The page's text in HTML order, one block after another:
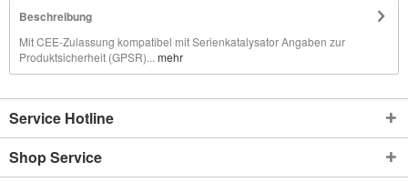
Beschreibung
Mit CEE-Zulassung kompatibel mit Serienkatalysator Angaben zur
Produktsicherheit (GPSR)... mehr
Service Hotline
Shop Service